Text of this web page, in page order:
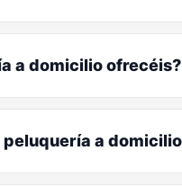
a domicilio ofrecéis?
peluquería a